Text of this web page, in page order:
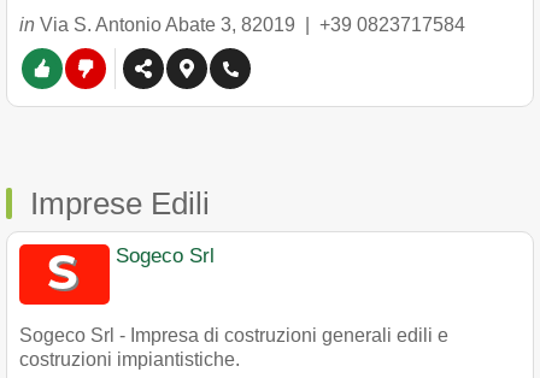
in Via S. Antonio Abate 3, 82019 +39 0823717584
Imprese Edili
Sogeco Srl
Sogeco Srl - Impresa di costruzioni generali edili e
costruzioni impiantistiche.